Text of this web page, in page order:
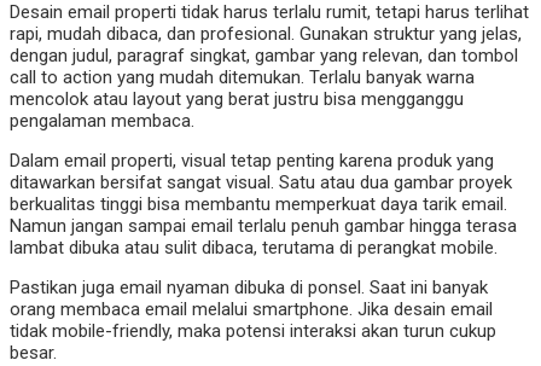
Desain email properti tidak harus terlalu rumit, tetapi harus terlihat
rapi, mudah dibaca, dan profesional. Gunakan struktur yang jelas,
dengan judul, paragraf singkat, gambar yang relevan, dan tombol
call to action yang mudah ditemukan. Terlalu banyak warna
mencolok atau layout yang berat justru bisa mengganggu
pengalaman membaca.
Dalam email properti, visual tetap penting karena produk yang
ditawarkan bersifat sangat visual. Satu atau dua gambar proyek
berkualitas tinggi bisa membantu memperkuat daya tarik email.
Namun jangan sampai email terlalu penuh gambar hingga terasa
lambat dibuka atau sulit dibaca, terutama di perangkat mobile.
Pastikan juga email nyaman dibuka di ponsel. Saat ini banyak
orang membaca email melalui smartphone. Jika desain email
tidak mobile-friendly, maka potensi interaksi akan turun cukup
besar.